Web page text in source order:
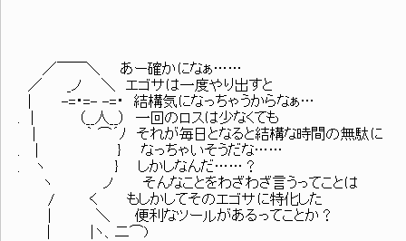
／￣￣＼ あー確かになぁ……
／ _ノ ＼ エゴサは一度やり出すと
| -=・=- -=・ 結構気になっちゃうからなぁ…
. | （__人__） 一回のロスは少なくても
| ｀ ⌒´ﾉ それが毎日となると結構な時間の無駄に
. | } なっちゃいそうだな……
. ヽ } しかしなんだ……？
ヽ ノ そんなことをわざわざ言うってことは
/ く もしかしてそのエゴサに特化した
| ＼ 便利なツールがあるってことか？
| |ヽ、二⌒)